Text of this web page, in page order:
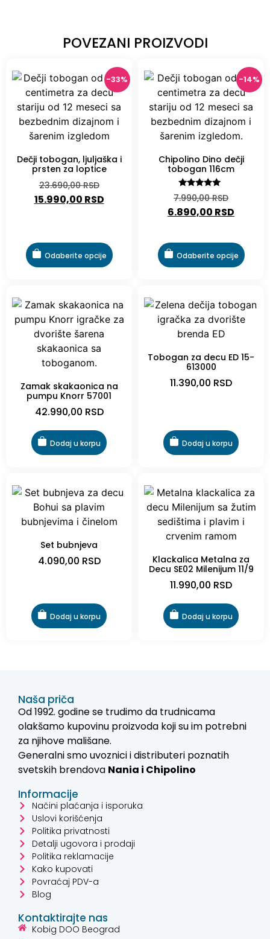
POVEZANI PROIZVODI
-33%
Dečji tobogan, ljuljaška i
prsten za loptice
23.690,00RSD
15.990,00 RSD
Odaberite opcije
-14%
Chipolino Dino dečji
tobogan 116cm
Ocenjeno
sa
5.00
od 5
7.990,00RSD
6.890,00 RSD
Odaberite opcije
Zamak skakaonica na
pumpu Knorr 57001
42.990,00 RSD
Dodaj u korpu
Tobogan za decu ED 15-
613000
11.390,00 RSD
Dodaj u korpu
Set bubnjeva
4.090,00 RSD
Dodaj u korpu
Klackalica Metalna za
Decu SE02 Milenijum 11/9
11.990,00 RSD
Dodaj u korpu
Naša priča
Od 1992. godine se trudimo da trudnicama
olakšamo kupovinu proizvoda koji su im potrebni
za njihove mališane.
Generalni smo uvoznici i distributeri poznatih
svetskih brendova Nania i Chipolino
Informacije
Načini plaćanja i isporuka
Uslovi korišćenja
Politika privatnosti
Detalji ugovora i prodaji
Politika reklamacije
Kako kupovati
Povraćaj PDV-a
Blog
Kontaktirajte nas
Kobig DOO Beograd